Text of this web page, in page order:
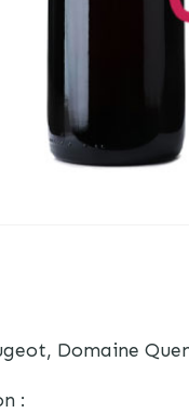
Domaine
: